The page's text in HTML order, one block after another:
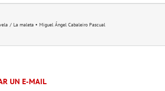
La maleta • Miguel Ángel Cabaleiro Pascual
UN E-MAIL